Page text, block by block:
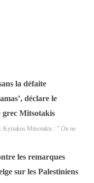
la défaite
déclare le
Mitsotakis
Kyriakos Mitsotakis : " On ne
les remarques
sur les Palestiniens